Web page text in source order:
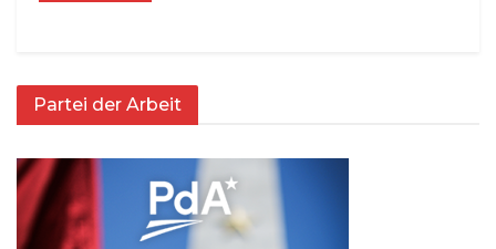
Partei der Arbeit